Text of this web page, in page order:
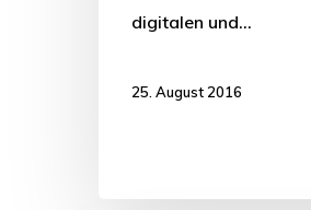
digitalen und…
25. August 2016